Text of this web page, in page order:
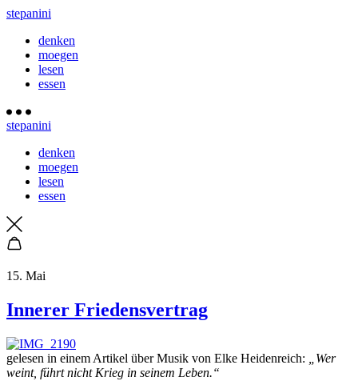
stepanini
denken
moegen
lesen
essen
stepanini
denken
moegen
lesen
essen
15. Mai
Innerer Friedensvertrag
gelesen in einem Artikel über Musik von Elke Heidenreich:
„Wer
weint, führt nicht Krieg in seinem Leben.“